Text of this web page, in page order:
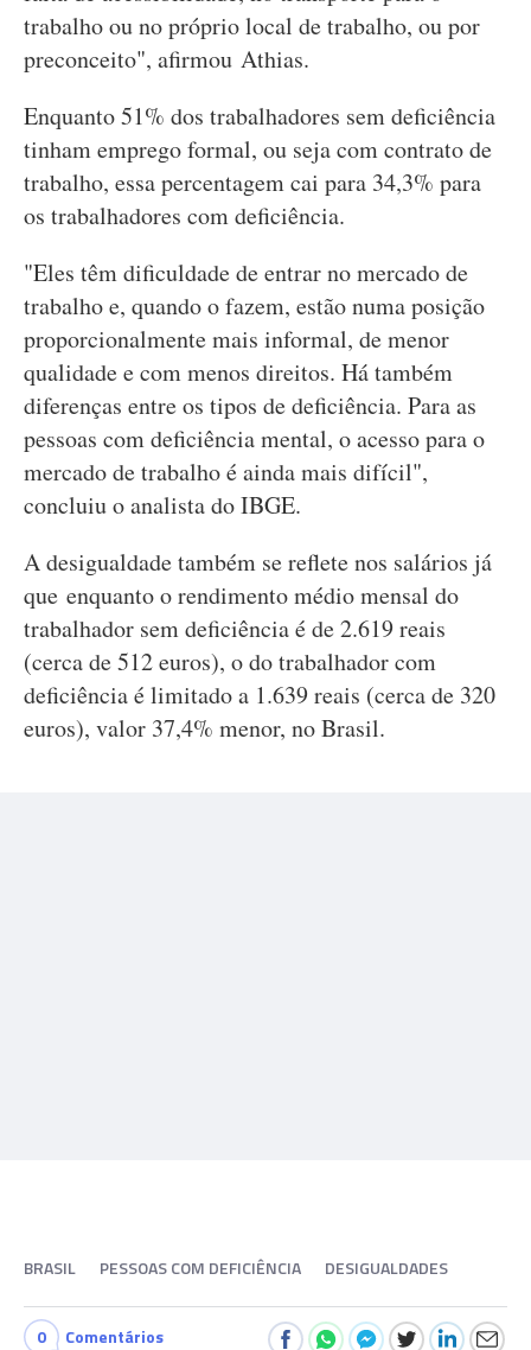
trabalho ou no próprio local de trabalho, ou por
preconceito", afirmou Athias.
Enquanto 51% dos trabalhadores sem deficiência
tinham emprego formal, ou seja com contrato de
trabalho, essa percentagem cai para 34,3% para
os trabalhadores com deficiência.
"Eles têm dificuldade de entrar no mercado de
trabalho e, quando o fazem, estão numa posição
proporcionalmente mais informal, de menor
qualidade e com menos direitos. Há também
diferenças entre os tipos de deficiência. Para as
pessoas com deficiência mental, o acesso para o
mercado de trabalho é ainda mais difícil",
concluiu o analista do IBGE.
A desigualdade também se reflete nos salários já
que enquanto o rendimento médio mensal do
trabalhador sem deficiência é de 2.619 reais
(cerca de 512 euros), o do trabalhador com
deficiência é limitado a 1.639 reais (cerca de 320
euros), valor 37,4% menor, no Brasil.
BRASIL PESSOAS COM DEFICIÊNCIA DESIGUALDADES
0 Comentários